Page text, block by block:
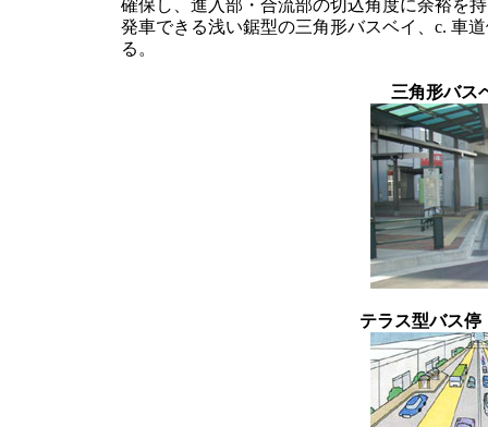
確保し、進入部・合流部の切込角度に余裕を
発車できる浅い鋸型の三角形バスベイ、c. 車
る。
三角形バス
テラス型バス停